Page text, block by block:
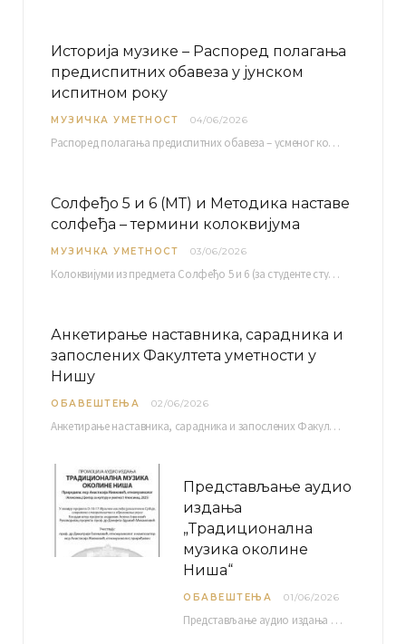
Историја музике – Распоред полагања
предиспитних обавеза у јунском
испитном року
МУЗИЧКА УМЕТНОСТ 04/06/2026
Распоред полагaња предиспитних обавеза – усменог колоквијума и теста из слушања музике – објављен је…
Солфеђо 5 и 6 (МТ) и Методика наставе
солфеђа – термини колоквијума
МУЗИЧКА УМЕТНОСТ 03/06/2026
Колоквијуми из предмета Солфеђо 5 и 6 (за студенте студијског програма Музичка теорија) и Методика…
Анкетирање наставника, сарадника и
запослених Факултета уметности у
Нишу
ОБАВЕШТЕЊА 02/06/2026
Анкетирање наставника, сарадника и запослених Факултета уметности у Нишу ради сачињавања Извештаја о самовредновању биће…
Представљање аудио
издања
„Традиционална
музика околине
Ниша“
ОБАВЕШТЕЊА 01/06/2026
Представљање аудио издања “Традиционална музика околине Ниша” организује се у оквиру пројекта О-10-17 Музичко наслеђе…